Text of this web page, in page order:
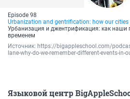
Episode 98
Urbanization and gentrification: how our cities
Урбанизация и джентрификация: как наши
временем
Источник: https://bigappleschool.com/
lane-why-do-we-remember-different-events-in-
Языковой центр